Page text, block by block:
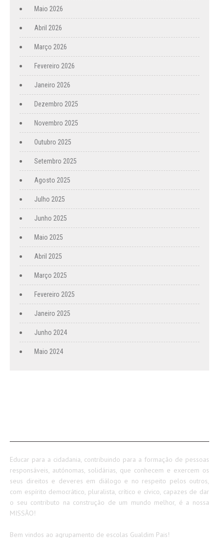
Maio 2026
Abril 2026
Março 2026
Fevereiro 2026
Janeiro 2026
Dezembro 2025
Novembro 2025
Outubro 2025
Setembro 2025
Agosto 2025
Julho 2025
Junho 2025
Maio 2025
Abril 2025
Março 2025
Fevereiro 2025
Janeiro 2025
Junho 2024
Maio 2024
Educar para a cidadania, contribuindo para a formação de pessoas
responsáveis, autónomas, solidárias, que conhecem e exercem os
seus direitos e deveres em diálogo e no respeito pelos outros,
com espírito democrático, pluralista, crítico e cívico, capazes de dar
o seu contributo na construção de um mundo melhor, é a nossa
MISSÃO!
Bem vindos ao agrupamento de escolas Gualdim Pais!